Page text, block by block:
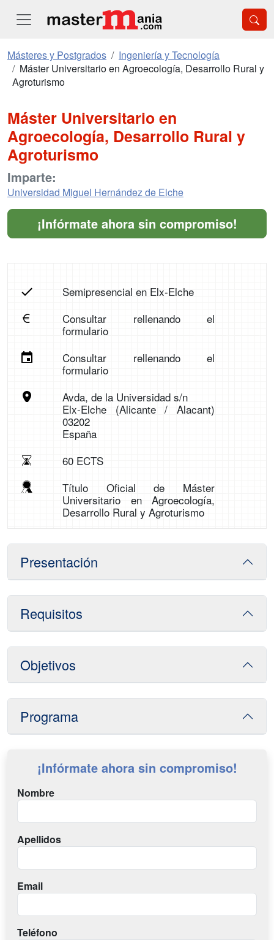
Másteres y Postgrados
Ingeniería y Tecnología
Máster Universitario en Agroecología, Desarrollo Rural y
Agroturismo
Máster Universitario en
Agroecología, Desarrollo Rural y
Agroturismo
Imparte:
Universidad Miguel Hernández de Elche
¡Infórmate ahora sin compromiso!
Semipresencial en Elx-Elche
Consultar rellenando el
formulario
Consultar rellenando el
formulario
Avda, de la Universidad s/n
Elx-Elche (Alicante / Alacant)
03202
España
60 ECTS
Título Oficial de Máster
Universitario en Agroecología,
Desarrollo Rural y Agroturismo
Presentación
Requisitos
Objetivos
Programa
¡Infórmate ahora sin compromiso!
Nombre
Apellidos
Email
Teléfono